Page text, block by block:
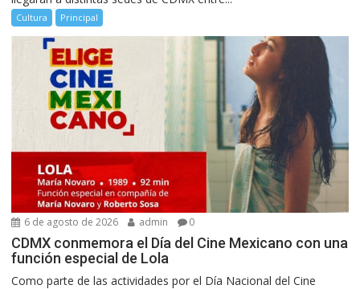
Cultura Principal
6 de agosto de 2026 admin 0
CDMX conmemora el Día del Cine Mexicano con una
función especial de Lola
Como parte de las actividades por el Día Nacional del Cine